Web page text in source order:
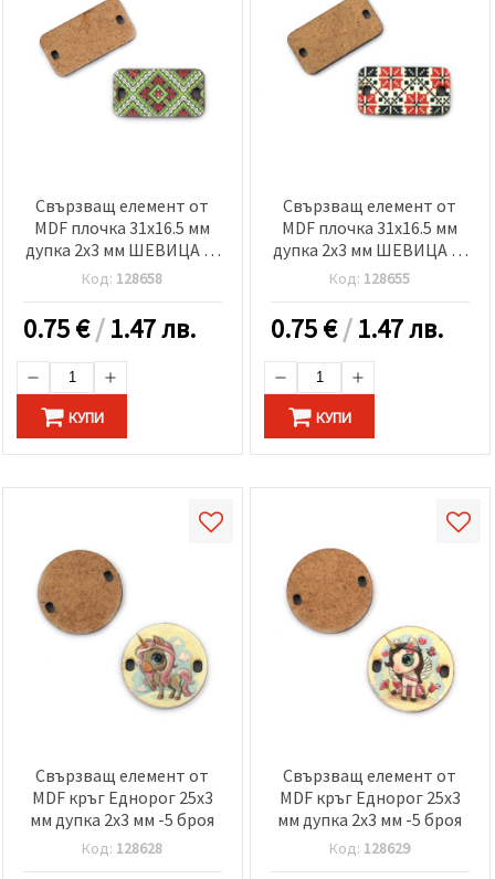
Свързващ елемент от
MDF плочка 31x16.5 мм
дупка 2x3 мм ШЕВИЦА -5
броя
Код: 128658
0.75€/1.47 лв.
КУПИ
Свързващ елемент от
MDF плочка 31x16.5 мм
дупка 2x3 мм ШЕВИЦА -5
броя
Код: 128655
0.75€/1.47 лв.
КУПИ
Свързващ елемент от
MDF кръг Еднорог 25x3
мм дупка 2x3 мм -5 броя
Код: 128628
Свързващ елемент от
MDF кръг Еднорог 25x3
мм дупка 2x3 мм -5 броя
Код: 128629